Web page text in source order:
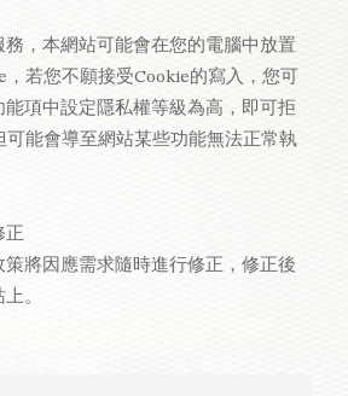
，本網站可能會在您的電腦中放置
若您不願接受Cookie的寫入，您可
項中設定隱私權等級為高，即可拒
可能會導至網站某些功能無法正常執
正
將因應需求隨時進行修正，修正後
。